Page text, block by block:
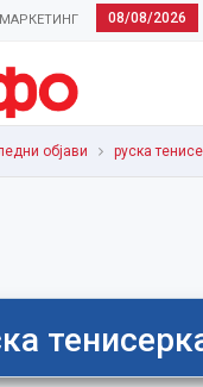
08/08/2026
МАРКЕТИНГ
објави руска